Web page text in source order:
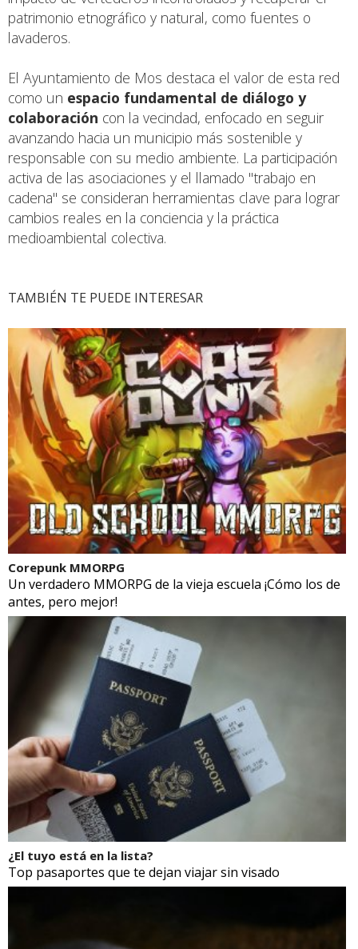
patrimonio etnográfico y natural, como fuentes o
lavaderos.
El Ayuntamiento de Mos destaca el valor de esta red
como un espacio fundamental de diálogo y
colaboración con la vecindad, enfocado en seguir
avanzando hacia un municipio más sostenible y
responsable con su medio ambiente. La participación
activa de las asociaciones y el llamado "trabajo en
cadena" se consideran herramientas clave para lograr
cambios reales en la conciencia y la práctica
medioambiental colectiva.
TAMBIÉN TE PUEDE INTERESAR
Corepunk MMORPG
Un verdadero MMORPG de la vieja escuela ¡Cómo los de
antes, pero mejor!
¿El tuyo está en la lista?
Top pasaportes que te dejan viajar sin visado